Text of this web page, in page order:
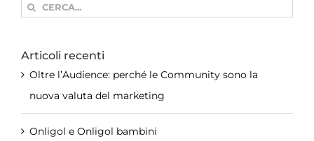
Cerca
Articoli recenti
Oltre l’Audience: perché le Community sono la
nuova valuta del marketing
Onligol e Onligol bambini